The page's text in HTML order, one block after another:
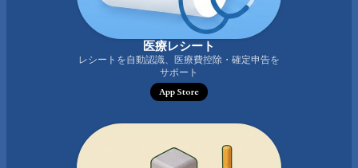
医療レシート
レシートを自動認識、医療費控除・確定申告を
サポート
App Store